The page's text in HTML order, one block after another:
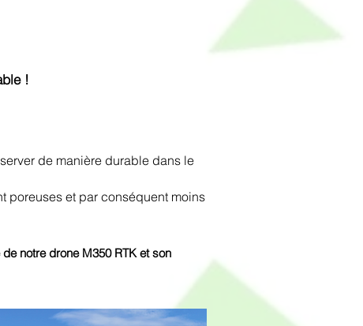
!
de manière durable dans le
et par conséquent moins
notre drone M350 RTK et son